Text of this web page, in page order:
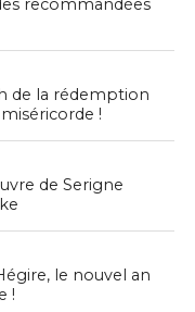
recommandées
de la rédemption
!
de Serigne
le nouvel an
!